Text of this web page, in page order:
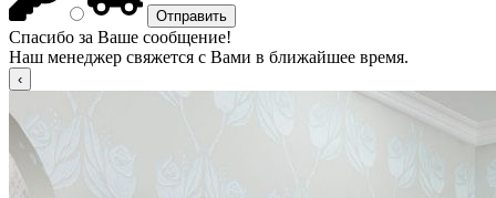
Спасибо за Ваше сообщение!
Наш менеджер свяжется с Вами в ближайшее время.